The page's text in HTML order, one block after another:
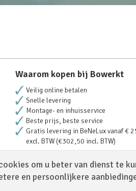
om u beter van dienst te
en persoonlijkere
Waarom kopen bij Bowerkt
Veilig online betalen
Snelle levering
Montage- en inhuisservice
Beste prijs, beste service
Gratis levering in BeNeLux vanaf €
excl. BTW (€302,50 incl. BTW)